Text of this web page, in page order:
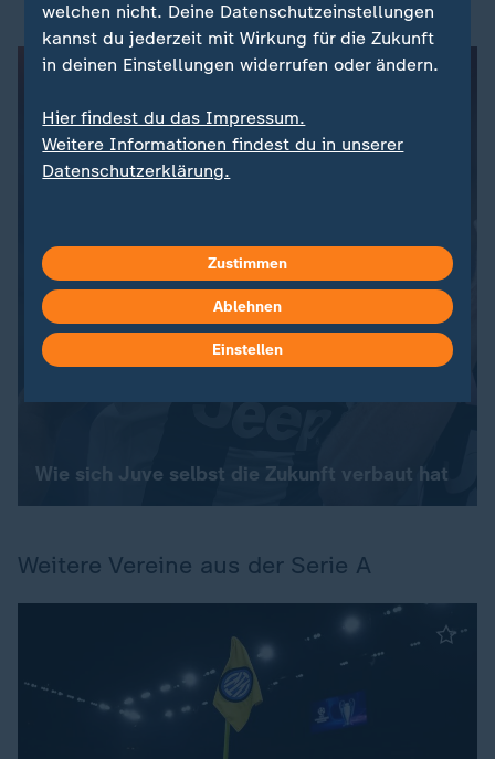
Wie sich Juve selbst die Zukunft verbaut hat
Weitere Vereine aus der Serie A
welchen nicht. Deine Datenschutzeinstellungen
kannst du jederzeit mit Wirkung für die Zukunft
in deinen Einstellungen widerrufen oder ändern.
Hier findest du das Impressum.
Weitere Informationen findest du in unserer
Datenschutzerklärung.
Zustimmen
Ablehnen
Einstellen